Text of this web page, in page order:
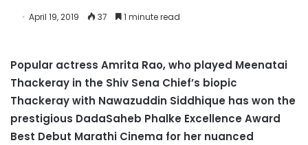
April 19, 2019 37 1 minute read
Popular actress Amrita Rao, who played Meenatai
Thackeray in the Shiv Sena Chief’s biopic
Thackeray with Nawazuddin Siddhique has won the
prestigious DadaSaheb Phalke Excellence Award
Best Debut Marathi Cinema for her nuanced